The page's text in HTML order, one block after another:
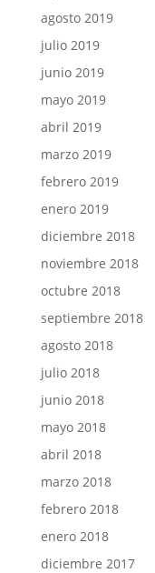
agosto 2019
julio 2019
junio 2019
mayo 2019
abril 2019
marzo 2019
febrero 2019
enero 2019
diciembre 2018
noviembre 2018
octubre 2018
septiembre 2018
agosto 2018
julio 2018
junio 2018
mayo 2018
abril 2018
marzo 2018
febrero 2018
enero 2018
diciembre 2017